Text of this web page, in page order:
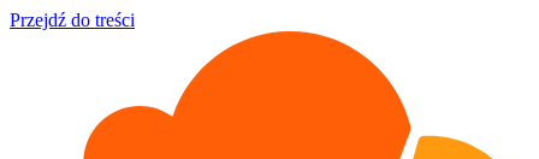
Przejdź do treści